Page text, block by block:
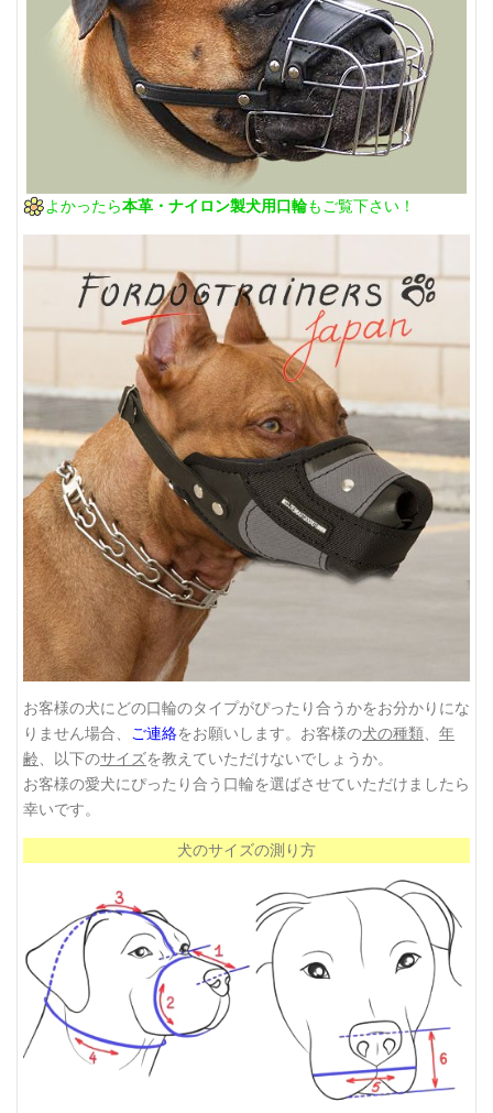
よかったら本革・ナイロン製犬用口輪もご覧下さい！
お客様の犬にどの口輪のタイプがぴったり合うかをお分かりにな
りません場合、
ご連絡をお願いします。お客様の犬の種類
年
齢 、以下のサイズを教えていただけないでしょうか。
お客様の愛犬にぴったり合う口輪を選ばさせていただけましたら
幸いです。
犬のサイズの測り方